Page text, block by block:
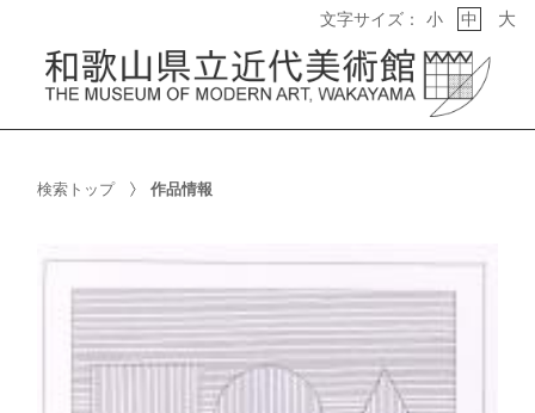
文字サイズ： 小 中 大
検索トップ 作品情報